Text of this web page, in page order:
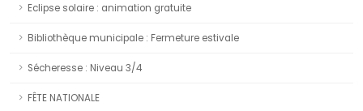
Eclipse solaire : animation gratuite
Bibliothèque municipale : Fermeture estivale
Sécheresse : Niveau 3/4
FÊTE NATIONALE